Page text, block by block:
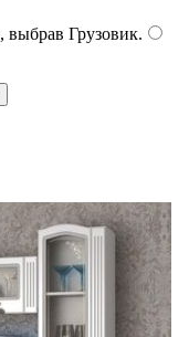
выбрав Грузовик.